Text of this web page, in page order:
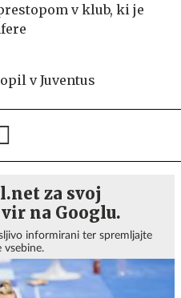
v klub, ki je
v Juventus
za svoj
na Googlu.
informirani ter spremljajte
vsebine.